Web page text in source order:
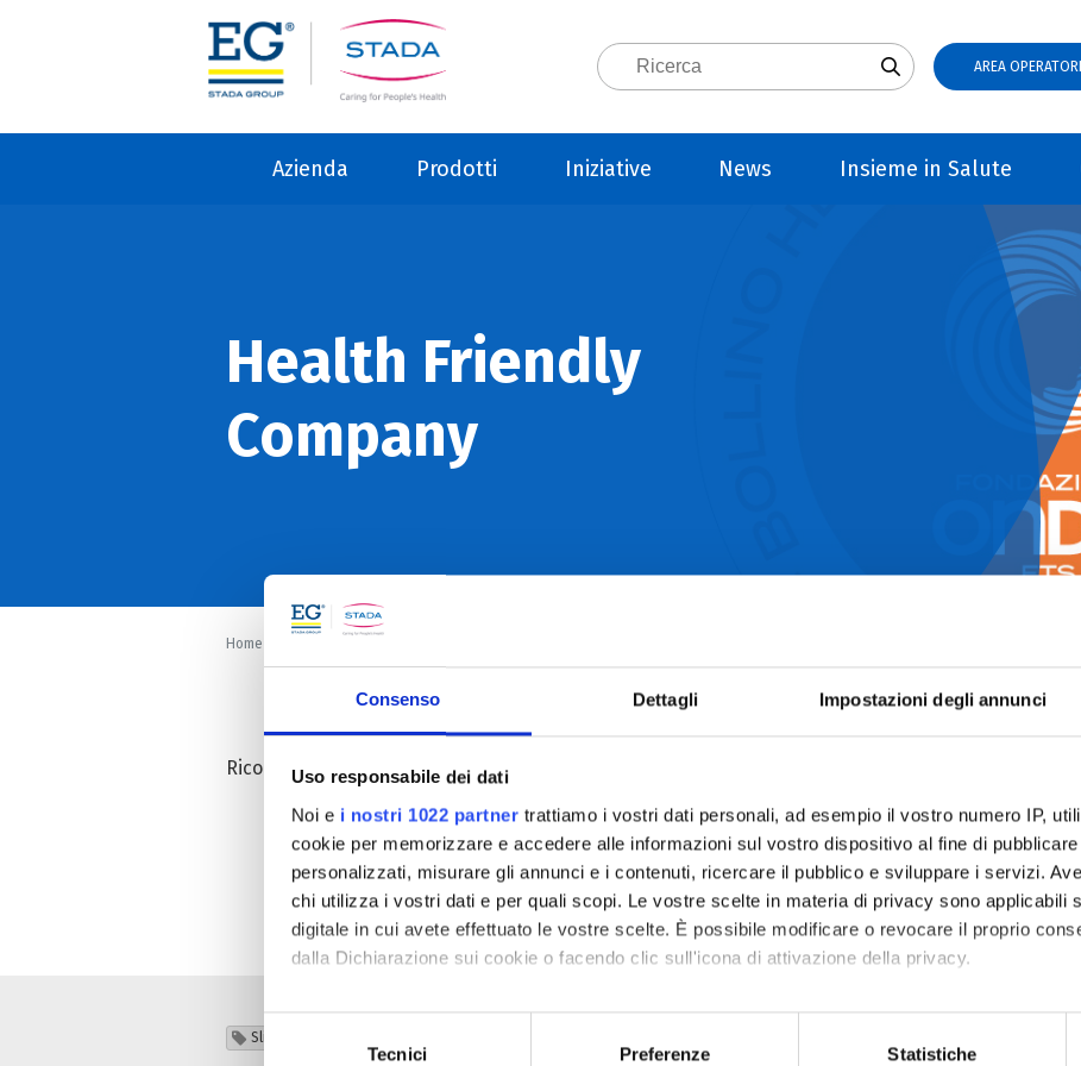
Consenso Dettagli Impostazioni degli annunci
Uso responsabile dei dati
Noi e i nostri 1022 partner trattiamo i vostri dati personali, ad esempio il vostro numero IP,
cookie per memorizzare e accedere alle informazioni sul vostro dispositivo al fine di
personalizzati, misurare gli annunci e i contenuti, ricercare il pubblico e sviluppare i servizi.
chi utilizza i vostri dati e per quali scopi. Le vostre scelte in materia di privacy sono applicabili
digitale in cui avete effettuato le vostre scelte. È possibile modificare o revocare il proprio
dalla Dichiarazione sui cookie o facendo clic sull'icona di attivazione della privacy.
Con il tuo consenso, vorremmo anche:
raccogliere informazioni sulla tua posizione geografica, con un'approssimazione di
Selezione
del
Tecnici Preferenze Statistiche
AREA
Azienda Prodotti Iniziative News Insieme in Salute
Health Friendly
Company
Home
Riconoscimento da Fondazione ONDA
SCOPRI DI PIÙ
Slider News Testata